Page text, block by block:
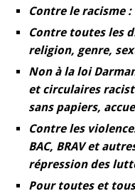
Contre le racisme
Contre toutes les
religion, genre,
Non à la loi
et circulaires
sans papiers,
Contre les
BAC, BRAV et
répression des
Pour toutes et